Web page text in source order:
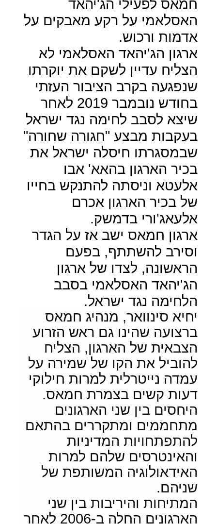
חמאס לפעילי הג'יהאד
האסלאמי על רקע מאבקים על
אדמות ורכוש.
ארגון הג'יהאד האסלאמי לא
הצליח עדיין לשקם את יוקרתו
שנפגעה בקרב הציבור העזתי
בחודש נובמבר 2019 לאחר
שיצא לסבב לחימה נגד ישראל
בעקבות מבצע "חגורה שחורה"
שבמסגרתו חיסלה ישראל את
בכיר הארגון בהאא' אבו
אלעטא וניסתה להתנקש בחייו
של בכיר הארגון אכרם
אלעאג'ורי בדמשק.
ארגון חמאס ישב אז על הגדר
וסירב להשתתף, בפעם
הראשונה, לצדו של ארגון
הג'יהאד האסלאמי בסבב
הלחימה נגד ישראל.
יחיא סינוואר, מנהיג חמאס
ברצועה שהינו גם ראש הזרוע
הצבאית של הארגון, הצליח
להוביל את הקו של שמירה על
עמדה נייטרלית למרות חילוקי
דעות קשים בצמרת חמאס.
היחסים בין שני הארגונים
מתחממים ומתקררים בהתאם
להתפתחויות המדיניות
והאינטרסים שלהם למרות
האידאולוגיה המשותפת של
שניהם.
המתיחות והיריבות בין שני
הארגונים החלה ב-2006 לאחר